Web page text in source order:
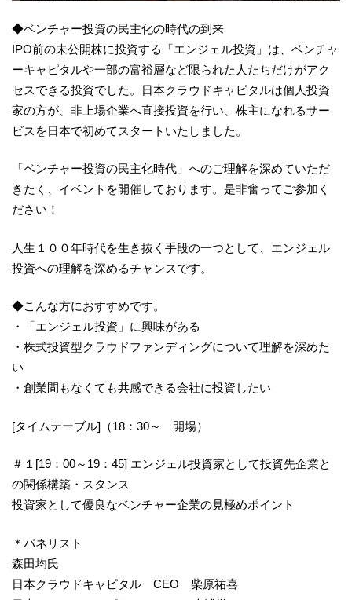
◆ベンチャー投資の民主化の時代の到来
IPO前の未公開株に投資する「エンジェル投資」は、ベンチャ
ーキャピタルや一部の富裕層など限られた人たちだけがアク
セスできる投資でした。日本クラウドキャピタルは個人投資
家の方が、非上場企業へ直接投資を行い、株主になれるサー
ビスを日本で初めてスタートいたしました。
「ベンチャー投資の民主化時代」へのご理解を深めていただ
きたく、イベントを開催しております。是非奮ってご参加く
ださい！
人生１００年時代を生き抜く手段の一つとして、エンジェル
投資への理解を深めるチャンスです。
◆こんな方におすすめです。
・「エンジェル投資」に興味がある
・株式投資型クラウドファンディングについて理解を深めた
い
・創業間もなくても共感できる会社に投資したい
[タイムテーブル]（18：30～ 開場）
＃１[19：00～19：45] エンジェル投資家として投資先企業と
の関係構築・スタンス
投資家として優良なベンチャー企業の見極めポイント
＊パネリスト
森田均氏
日本クラウドキャピタル CEO 柴原祐喜